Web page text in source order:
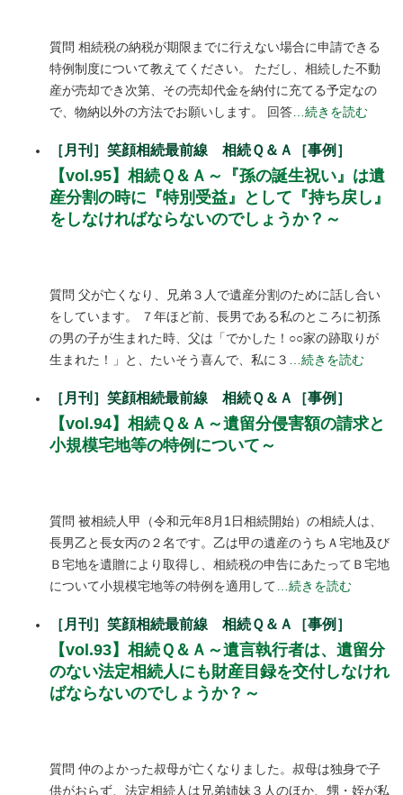
質問 相続税の納税が期限までに行えない場合に申請できる
特例制度について教えてください。 ただし、相続した不動
産が売却でき次第、その売却代金を納付に充てる予定なの
で、物納以外の方法でお願いします。 回答 …続きを読む
［月刊］笑顔相続最前線 相続Ｑ＆Ａ［事例］
【vol.95】相続Ｑ＆Ａ～『孫の誕生祝い』は遺
産分割の時に『特別受益』として『持ち戻し』
をしなければならないのでしょうか？～
質問 父が亡くなり、兄弟３人で遺産分割のために話し合い
をしています。 ７年ほど前、長男である私のところに初孫
の男の子が生まれた時、父は「でかした！○○家の跡取りが
生まれた！」と、たいそう喜んで、私に３
…続きを読む
［月刊］笑顔相続最前線 相続Ｑ＆Ａ［事例］
【vol.94】相続Ｑ＆Ａ～遺留分侵害額の請求と
小規模宅地等の特例について～
質問 被相続人甲（令和元年8月1日相続開始）の相続人は、
長男乙と長女丙の２名です。乙は甲の遺産のうちＡ宅地及び
Ｂ宅地を遺贈により取得し、相続税の申告にあたってＢ宅地
について小規模宅地等の特例を適用して …続きを読む
［月刊］笑顔相続最前線 相続Ｑ＆Ａ［事例］
【vol.93】相続Ｑ＆Ａ～遺言執行者は、遺留分
のない法定相続人にも財産目録を交付しなけれ
ばならないのでしょうか？～
質問 仲のよかった叔母が亡くなりました。叔母は独身で子
供がおらず、法定相続人は兄弟姉妹３人のほか、甥・姪が私